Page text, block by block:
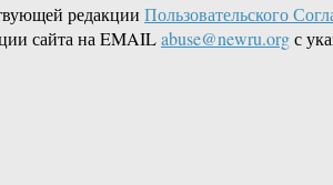
редакции Пользовательского
сайта на EMAILabuse@newru.orgс